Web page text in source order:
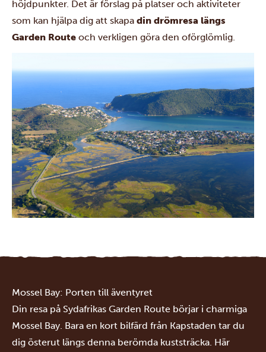
höjdpunkter. Det är förslag på platser och aktiviteter
som kan hjälpa dig att skapa din drömresa längs
Garden Route och verkligen göra den oförglömlig.
Mossel Bay: Porten till äventyret
Din resa på Sydafrikas Garden Route börjar i charmiga
Mossel Bay. Bara en kort bilfärd från Kapstaden tar du
dig österut längs denna berömda kuststräcka. Här